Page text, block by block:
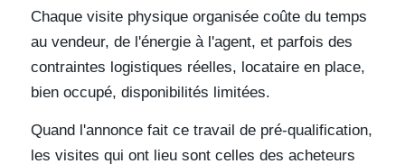
Chaque visite physique organisée coûte du temps
au vendeur, de l'énergie à l'agent, et parfois des
contraintes logistiques réelles, locataire en place,
bien occupé, disponibilités limitées.
Quand l'annonce fait ce travail de pré-qualification,
les visites qui ont lieu sont celles des acheteurs